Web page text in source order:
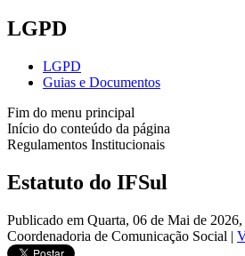
LGPD
LGPD
Guias e Documentos
Fim do menu principal
Início do conteúdo da página
Regulamentos Institucionais
Estatuto do IFSul
Publicado em Quarta, 06 de Mai de
Coordenadoria de Comunicação Social |